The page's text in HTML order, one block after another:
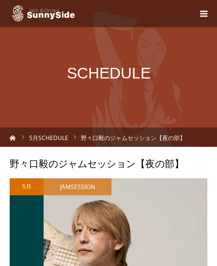
SCHEDULE
5月SCHEDULE 野々口毅のジャムセッション【夜の部】
野々口毅のジャムセッション【夜の部】
5月 JAMSESSION